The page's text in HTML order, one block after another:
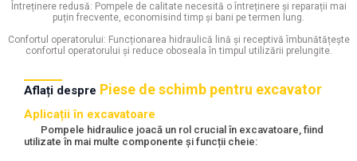
Întreținere redusă: Pompele de calitate necesită o întreținere și reparații mai
puțin frecvente, economisind timp și bani pe termen lung.
Confortul operatorului: Funcționarea hidraulică lină și receptivă îmbunătățește
confortul operatorului și reduce oboseala în timpul utilizării prelungite.
Aflați despre Piese de schimb pentru excavator
Aplicații în excavatoare
Pompele hidraulice joacă un rol crucial în excavatoare, fiind
utilizate în mai multe componente și funcții cheie: